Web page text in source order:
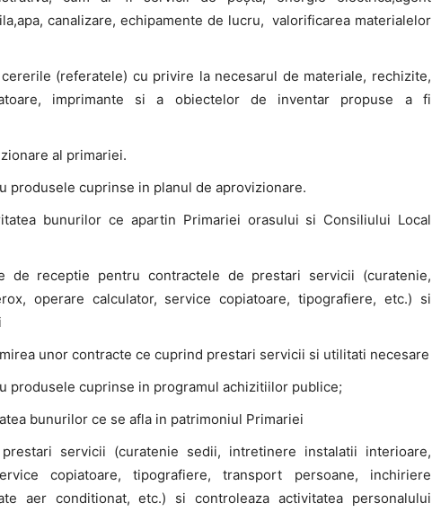
canalizare, echipamente de lucru, valorificarea materialelor
(referatele) cu privire la necesarul de materiale, rechizite,
imprimante si a obiectelor de inventar propuse a fi
al primariei.
produsele cuprinse in planul de aprovizionare.
bunurilor ce apartin Primariei orasului si Consiliului Local
de receptie pentru contractele de prestari servicii (curatenie,
operare calculator, service copiatoare, tipografiere, etc.) si
unor contracte ce cuprind prestari servicii si utilitati necesare
produsele cuprinse in programul achizitiilor publice;
bunurilor ce se afla in patrimoniul Primariei
servicii (curatenie sedii, intretinere instalatii interioare,
copiatoare, tipografiere, transport persoane, inchiriere
aer conditionat, etc.) si controleaza activitatea personalului